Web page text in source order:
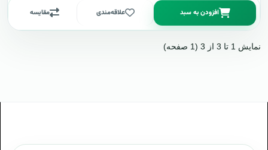
افزودن به سبد علاقه‌مندی مقایسه
نمایش 1 تا 3 از 3 (1 صفحه)